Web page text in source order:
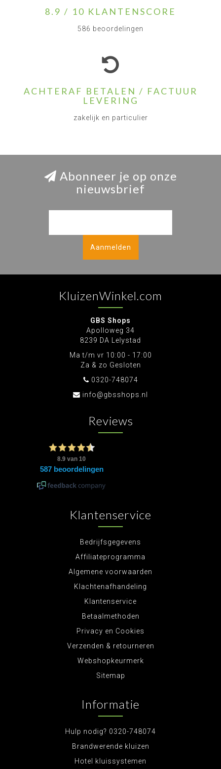
8.9 / 10 KLANTENSCORE
586 beoordelingen
ACHTERAF BETALEN / FACTUUR
LEVERING
zakelijk en particulier
Abonneer je op onze
nieuwsbrief
Aanmelden
KluizenWinkel.com
GBS Shops
Apolloweg 34
8239 DA Lelystad
Ma t/m vr 10:00 - 17:00
Za & zo Gesloten
0320-748074
info@gbsshops.nl
Reviews
Klantenservice
Bedrijfsgegevens
Affiliateprogramma
Algemene voorwaarden
Klachtenafhandeling
Klantenservice
Betaalmethoden
Privacy en Cookies
Verzenden & retourneren
Webshopkeurmerk
Sitemap
Informatie
Hulp nodig? 0320-748074
Brandwerende kluizen
Hotel kluissystemen